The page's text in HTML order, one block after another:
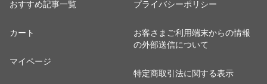
おすすめ記事一覧
カート
マイページ
プライバシーポリシー
お客さまご利用端末からの情報
の外部送信について
特定商取引法に関する表示